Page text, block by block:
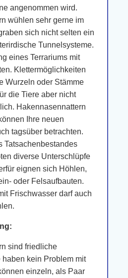
angenommen wird.
wühlen sehr gerne im
sich nicht selten ein
Tunnelsysteme.
eines Terrariums mit
Klettermöglichkeiten
Wurzeln oder Stämme
die Tiere aber nicht
Hakennasennattern
Ihre neuen
tagsüber betrachten.
Tatsachenbestandes
diverse Unterschlüpfe
eignen sich Höhlen,
oder Felsaufbauten.
Frischwasser darf auch
sind friedliche
kein Problem mit
einzeln, als Paar